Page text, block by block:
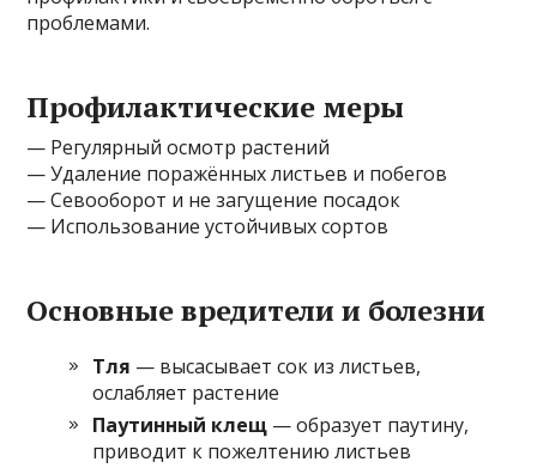
проблемами.
Профилактические меры
— Регулярный осмотр растений
— Удаление поражённых листьев и побегов
— Севооборот и не загущение посадок
— Использование устойчивых сортов
Основные вредители и болезни
Тля — высасывает сок из листьев,
ослабляет растение
Паутинный клещ — образует паутину,
приводит к пожелтению листьев